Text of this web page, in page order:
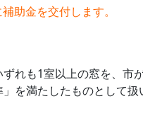
助金を交付します。
れも1室以上の窓を、
を満たしたものとして扱